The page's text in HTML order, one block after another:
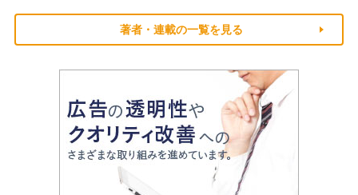
著者・連載の一覧を見る